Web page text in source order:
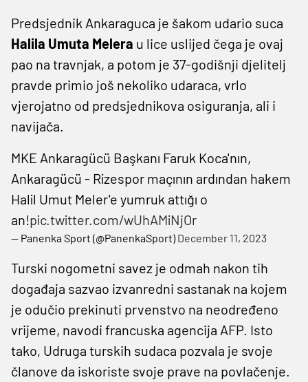
Predsjednik Ankaraguca je šakom udario suca
Halila Umuta Melera u lice uslijed čega je ovaj
pao na travnjak, a potom je 37-godišnji djelitelj
pravde primio još nekoliko udaraca, vrlo
vjerojatno od predsjednikova osiguranja, ali i
navijača.
MKE Ankaragücü Başkanı Faruk Koca'nın,
Ankaragücü - Rizespor maçının ardından hakem
Halil Umut Meler'e yumruk attığı o
an!pic.twitter.com/wUhAMiNjOr
— Panenka Sport (@PanenkaSport)December 11, 2023
Turski nogometni savez je odmah nakon tih
događaja sazvao izvanredni sastanak na kojem
je odučio prekinuti prvenstvo na neodređeno
vrijeme, navodi francuska agencija AFP. Isto
tako, Udruga turskih sudaca pozvala je svoje
članove da iskoriste svoje prave na povlačenje.